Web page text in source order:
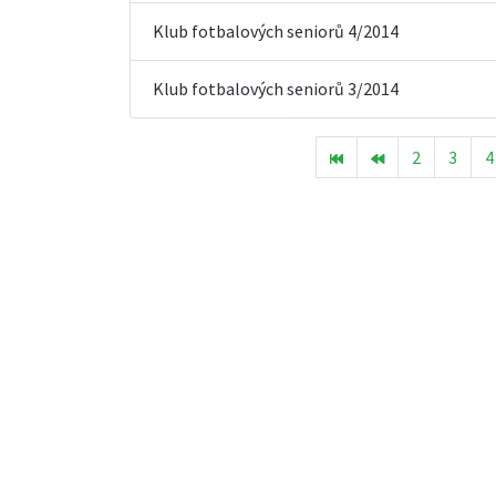
Klub fotbalových seniorů 4/2014
Klub fotbalových seniorů 3/2014
2 3 4